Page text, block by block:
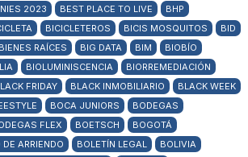
2023
BEST PLACE TO LIVE
BHP
BICICLETEROS BICIS MOSQUITOS
BID
BIENES RAÍCES BIG DATA BIM
BIOBÍO
BIOLUMINISCENCIA
BIORREMEDIACIÓN
FRIDAY BLACK INMOBILIARIO
BLACK WEEK
BOCA JUNIORS
BODEGAS
FLEX BOETSCH
BOGOTÁ
ARRIENDO
BOLETÍN LEGAL
BOLIVIA